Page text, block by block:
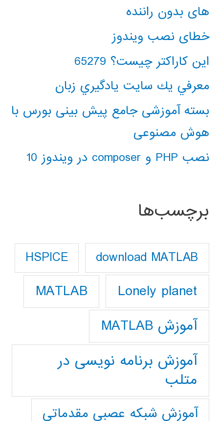
های بدون راننده
خطای نصب ویندوز
این کاراکتر چیست؟ 65279
معرفي يك سايت يادگيري زبان
بسته آموزشی جامع پیش بینی بورس با
هوش مصنوعی
نصب PHP و composer در ویندوز 10
برچسب‌ها
download MATLAB
HSPICE
Lonely planet
MATLAB
آموزش MATLAB
آموزش برنامه نویسی در
متلب
آموزش شبکه عصبی مقدماتی